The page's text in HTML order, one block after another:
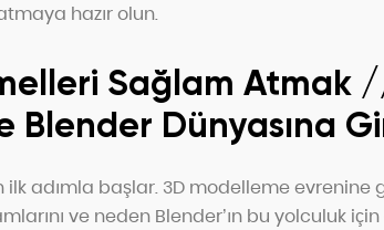
hazır olun.
Sağlam Atmak
Blender Dünyasına
ilk adımla başlar. 3D modelleme
ve neden Blender’ın bu yolculuk